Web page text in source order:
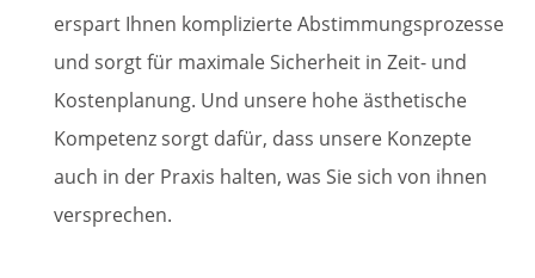
erspart Ihnen komplizierte Abstimmungsprozesse
und sorgt für maximale Sicherheit in Zeit- und
Kostenplanung. Und unsere hohe ästhetische
Kompetenz sorgt dafür, dass unsere Konzepte
auch in der Praxis halten, was Sie sich von ihnen
versprechen.